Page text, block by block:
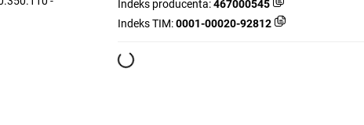
Indeks producenta:467000545
Indeks TIM:0001-00020-92812